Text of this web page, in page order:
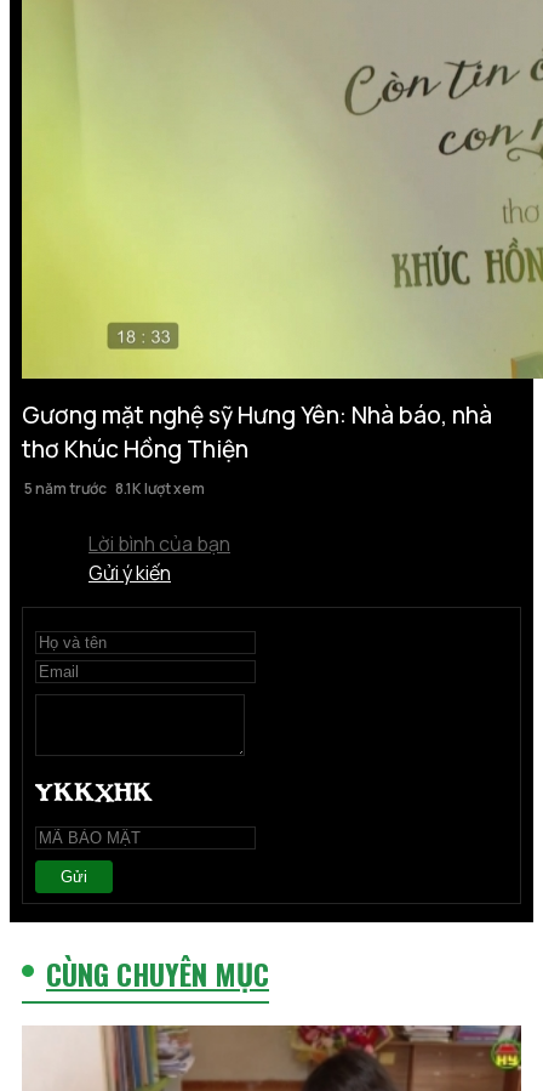
Gương mặt nghệ sỹ Hưng Yên: Nhà báo, nhà
thơ Khúc Hồng Thiện
5 năm trước 8.1K lượt xem
Lời bình của bạn
Gửi ý kiến
Gửi
CÙNG CHUYÊN MỤC